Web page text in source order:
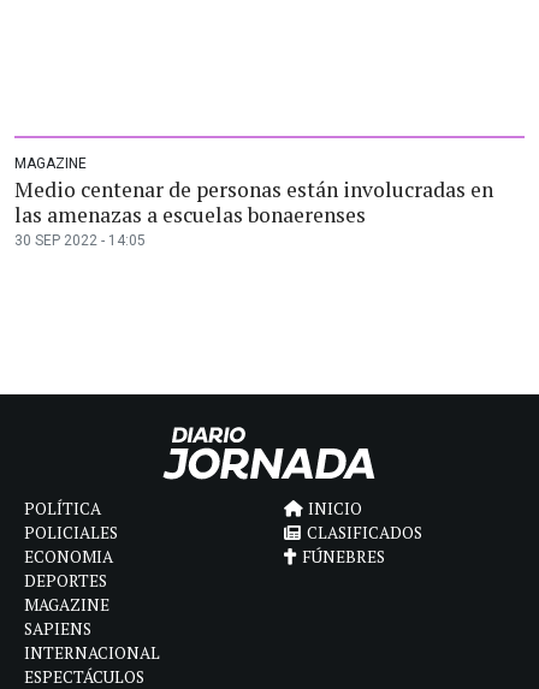
MAGAZINE
Medio centenar de personas están involucradas en
las amenazas a escuelas bonaerenses
30 SEP 2022 - 14:05
POLÍTICA
POLICIALES
ECONOMIA
DEPORTES
MAGAZINE
SAPIENS
INTERNACIONAL
ESPECTÁCULOS
INICIO
CLASIFICADOS
FÚNEBRES